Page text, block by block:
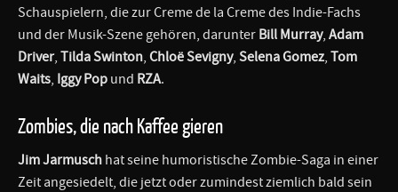
Schauspielern, die zur Creme de la Creme des Indie-Fachs
und der Musik-Szene gehören, darunter Bill Murray, Adam
Driver, Tilda Swinton, Chloë Sevigny, Selena Gomez, Tom
Waits, Iggy Pop und RZA.
Zombies, die nach Kaffee gieren
Jim Jarmusch hat seine humoristische Zombie-Saga in einer
Zeit angesiedelt, die jetzt oder zumindest ziemlich bald sein